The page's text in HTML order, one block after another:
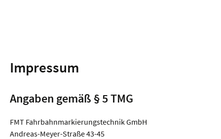
Impressum
Angaben gemäß § 5 TMG
FMT Fahrbahnmarkierungstechnik GmbH
Andreas-Meyer-Straße 43-45